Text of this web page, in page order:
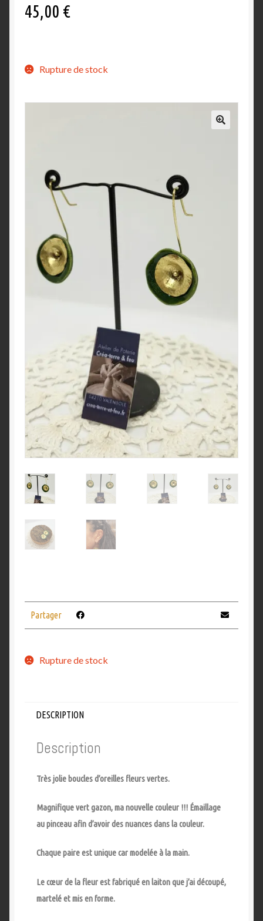
45,00 €
Rupture de stock
Partager
Rupture de stock
DESCRIPTION
Description
Très jolie boucles d’oreilles fleurs vertes.
Magnifique vert gazon, ma nouvelle couleur !!! Émaillage
au pinceau afin d’avoir des nuances dans la couleur.
Chaque paire est unique car modelée à la main.
Le cœur de la fleur est fabriqué en laiton que j’ai découpé,
martelé et mis en forme.